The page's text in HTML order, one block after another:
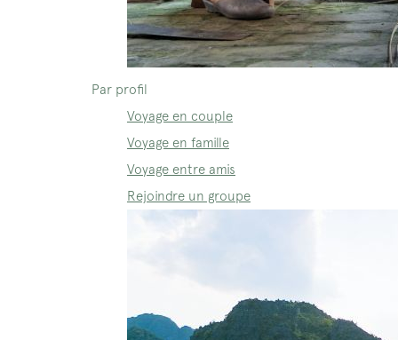
Par profil
Voyage en couple
Voyage en famille
Voyage entre amis
Rejoindre un groupe